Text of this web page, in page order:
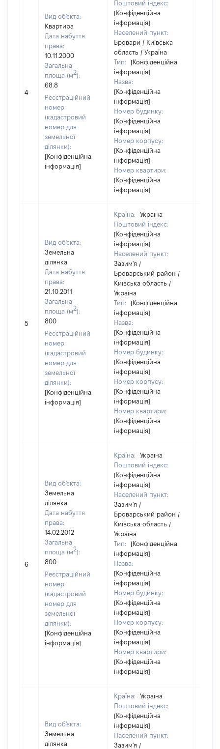
4
Вид об'єкта:
Квартира
Дата набуття
права:
10.11.2000
Загальна
площа (м2):
68.8
Реєстраційний
номер
(кадастровий
номер для
земельної
ділянки):
[Конфіденційна
інформація]
Поштовий індекс:
[Конфіденційна
інформація]
Населений пункт:
Бровари / Київська
область / Україна
Тип:
[Конфіденційна
інформація]
Назва:
[Конфіденційна
інформація]
Номер будинку:
[Конфіденційна
інформація]
Номер корпусу:
[Конфіденційна
інформація]
Номер квартири:
[Конфіденційна
інформація]
5
Вид об'єкта:
Земельна
ділянка
Дата набуття
права:
21.10.2011
Загальна
площа (м2):
800
Реєстраційний
номер
(кадастровий
номер для
земельної
ділянки):
[Конфіденційна
інформація]
Країна:
Україна
Поштовий індекс:
[Конфіденційна
інформація]
Населений пункт:
Зазим'я /
Броварський район /
Київська область /
Україна
Тип:
[Конфіденційна
інформація]
Назва:
[Конфіденційна
інформація]
Номер будинку:
[Конфіденційна
інформація]
Номер корпусу:
[Конфіденційна
інформація]
Номер квартири:
[Конфіденційна
інформація]
6
Вид об'єкта:
Земельна
ділянка
Дата набуття
права:
14.02.2012
Загальна
площа (м2):
800
Реєстраційний
номер
(кадастровий
номер для
земельної
ділянки):
[Конфіденційна
інформація]
Країна:
Україна
Поштовий індекс:
[Конфіденційна
інформація]
Населений пункт:
Зазим'я /
Броварський район /
Київська область /
Україна
Тип:
[Конфіденційна
інформація]
Назва:
[Конфіденційна
інформація]
Номер будинку:
[Конфіденційна
інформація]
Номер корпусу:
[Конфіденційна
інформація]
Номер квартири:
[Конфіденційна
інформація]
Вид об'єкта:
Земельна
ділянка
Країна:
Україна
Поштовий індекс:
[Конфіденційна
інформація]
Населений пункт:
Зазим'я /